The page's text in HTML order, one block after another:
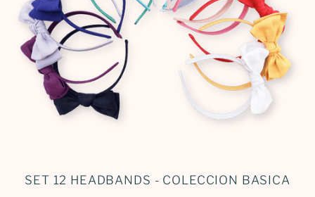
SET 12 HEADBANDS - COLECCION BASICA